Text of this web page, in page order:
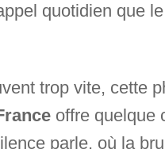
quotidien que
trop vite, cette
offre quelque
parle, où la